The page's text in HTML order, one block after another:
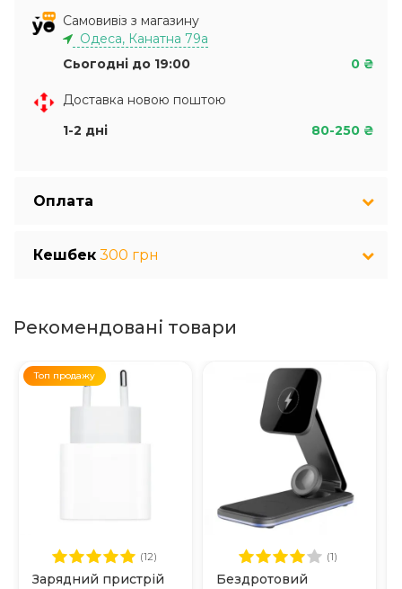
Самовивіз з магазину
Одеса, Канатна 79а
Сьогодні до 19:00
0 ₴
Доставка новою поштою
1-2 дні
80-250 ₴
Оплата
Кешбек 300 грн
Рекомендовані товари
Топ продажу
(12)
Зарядний пристрій
(1)
Бездротовий